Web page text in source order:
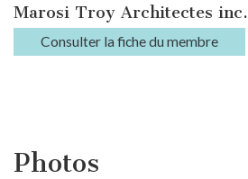
Marosi Troy Architectes inc.
Consulter la fiche du membre
Photos